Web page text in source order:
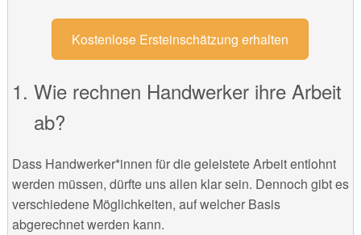
Kostenlose Ersteinschätzung erhalten
Wie rechnen Handwerker ihre Arbeit
ab?
Dass Handwerker*innen für die geleistete Arbeit entlohnt
werden müssen, dürfte uns allen klar sein. Dennoch gibt es
verschiedene Möglichkeiten, auf welcher Basis
abgerechnet werden kann.